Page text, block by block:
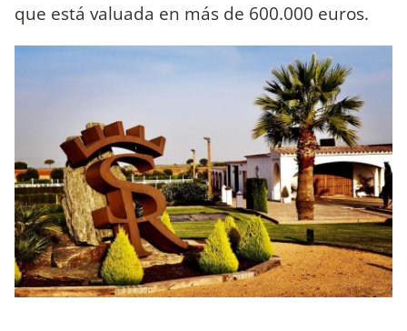
que está valuada en más de 600.000 euros.